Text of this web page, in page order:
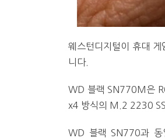
웨스턴디지털이 휴대
니다.
WD 블랙 SN770M은
x4 방식의 M.2 2230
WD 블랙 SN770과 동